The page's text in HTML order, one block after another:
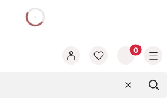
Produkty
Wyczyść